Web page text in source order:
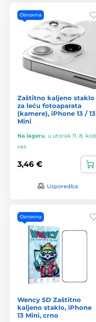
Osnovna
Zaštitno kaljeno staklo
za leću fotoaparata
(kamere), iPhone 13 / 13
Mini
Na lageru, u utorak 11. 8. kod
vas
3,46 €
Usporedba
Osnovna
Wency 5D Zaštitno
kaljeno staklo, iPhone
13 Mini, crno